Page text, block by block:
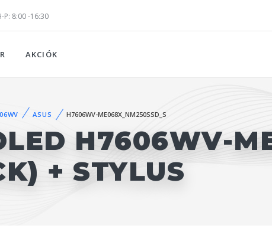
P: 8:00 -16:30
AKCIÓK
ASUS H7606WV-ME068X_NM250SSD_S
H7606WV-
+ STYLUS